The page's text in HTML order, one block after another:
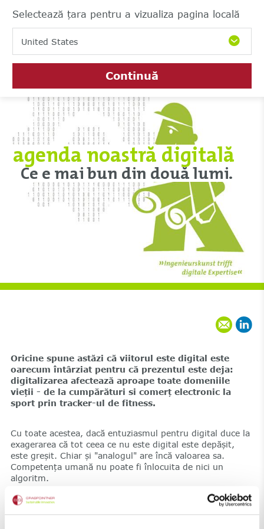
Selectează țara pentru a vizualiza pagina locală
United States
Continuă
agenda noastră digitală
Ce e mai bun din două lumi.
Oricine spune astăzi că viitorul este digital este
oarecum întârziat pentru că prezentul este deja:
digitalizarea afectează aproape toate domeniile
vieții - de la cumpărături si comerț electronic la
sport prin tracker-ul de fitness.
Cu toate acestea, dacă entuziasmul pentru digital duce la
exagerarea că tot ceea ce nu este digital este depășit,
este greșit. Chiar și "analogul" are încă valoarea sa.
Competența umană nu poate fi înlocuita de nici un
algoritm.
Arta inginerului întâlnește expertiza digitală
Noi, cei de la BG-Graspointner, credem in combinația